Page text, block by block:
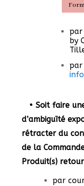
par
by
par
• Soit faire
d’ambiguïté
rétracter du
de la
Produit(s)
par